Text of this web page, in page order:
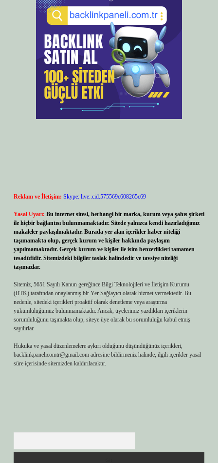
Reklam ve İletişim: Skype: live:.cid.575569c608265c69
Yasal Uyarı: Bu internet sitesi, herhangi bir marka, kurum veya şahıs şirketi
ile hiçbir bağlantısı bulunmamaktadır. Sitede yalnızca kendi hazırladığımız
makaleler paylaşılmaktadır. Burada yer alan içerikler haber niteliği
taşımamakta olup, gerçek kurum ve kişiler hakkında paylaşım
yapılmamaktadır. Gerçek kurum ve kişiler ile isim benzerlikleri tamamen
tesadüfidir. Sitemizdeki bilgiler taslak halindedir ve tavsiye niteliği
taşımazlar.
Sitemiz, 5651 Sayılı Kanun gereğince Bilgi Teknolojileri ve İletişim Kurumu
(BTK) tarafından onaylanmış bir Yer Sağlayıcı olarak hizmet vermektedir. Bu
nedenle, sitedeki içerikleri proaktif olarak denetleme veya araştırma
yükümlülüğümüz bulunmamaktadır. Ancak, üyelerimiz yazdıkları içeriklerin
sorumluluğunu taşımakta olup, siteye üye olarak bu sorumluluğu kabul etmiş
sayılırlar.
Hukuka ve yasal düzenlemelere aykırı olduğunu düşündüğünüz içerikleri,
backlinkpanelicomtr@gmail.com adresine bildirmeniz halinde, ilgili içerikler yasal
süre içerisinde sitemizden kaldırılacaktır.